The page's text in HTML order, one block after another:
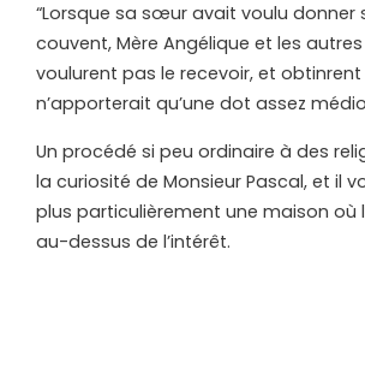
“Lorsque sa sœur avait voulu donner
couvent, Mère Angélique et les autres
voulurent pas le recevoir, et obtinrent
n’apporterait qu’une dot assez
Un procédé si peu ordinaire à des
la curiosité de Monsieur Pascal, et il
plus particulièrement une maison où
au-dessus de l’intérêt.